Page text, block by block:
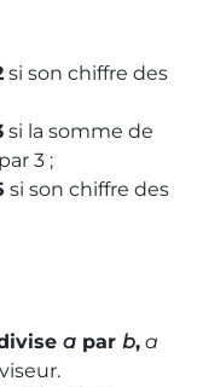
si son chiffre des
si la somme de
3 ;
si son chiffre des
a par b, a